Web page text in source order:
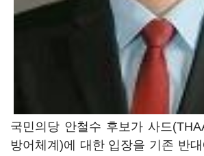
국민의당 안철수 후보가 사드
방어체계)에 대한 입장을 기존 반